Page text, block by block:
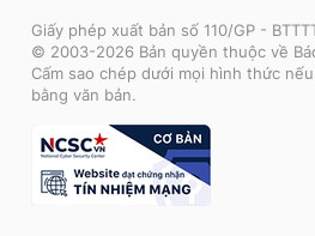
Giấy phép xuất bản số 110/GP -
© 2003-2026 Bản quyền thuộc về
Cấm sao chép dưới mọi hình thức
bằng văn bản.